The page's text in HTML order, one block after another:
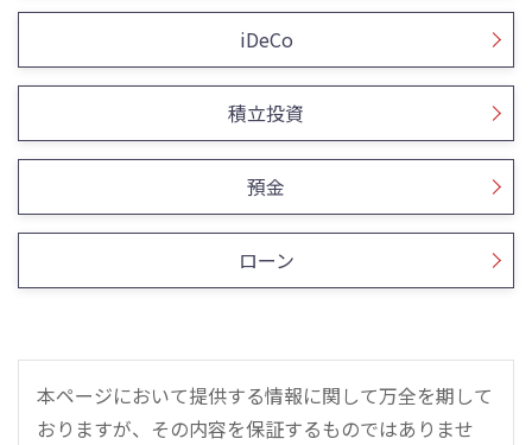
iDeCo
積立投資
預金
ローン
本ページにおいて提供する情報に関して万全を期して
おりますが、その内容を保証するものではありませ